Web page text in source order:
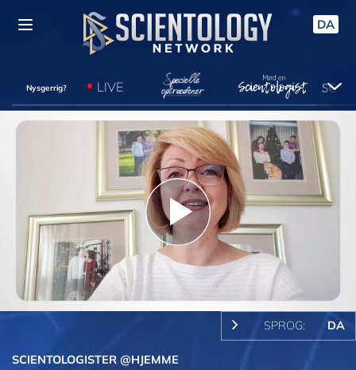
DA
Nysgerrig? LIVE
Play
Video
SPROG: DA
SCIENTOLOGISTER @HJEMME